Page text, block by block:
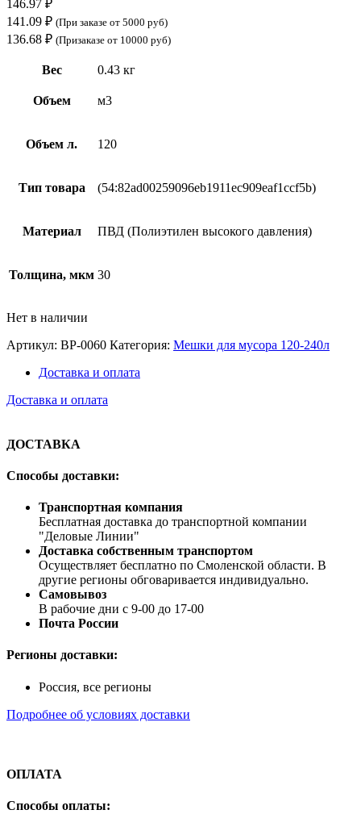
146.97 ₽
141.09 ₽ (При заказе от 5000 руб)
136.68 ₽ (Призаказе от 10000 руб)
Вес 0.43 кг
Объем м3
Объем л. 120
Тип товара (54:82ad00259096eb1911ec909eaf1ccf5b)
Материал ПВД (Полиэтилен высокого давления)
Толщина, мкм 30
Нет в наличии
Артикул: ВР-0060 Категория: Мешки для мусора 120-240л
Доставка и оплата
Доставка и оплата
ДОСТАВКА
Способы доставки:
Транспортная компания
Бесплатная доставка до транспортной компании
"Деловые Линии"
Доставка собственным транспортом
Осуществляет бесплатно по Смоленской области. В
другие регионы обговаривается индивидуально.
Самовывоз
В рабочие дни с 9-00 до 17-00
Почта России
Регионы доставки:
Россия, все регионы
Подробнее об условиях доставки
ОПЛАТА
Способы оплаты: